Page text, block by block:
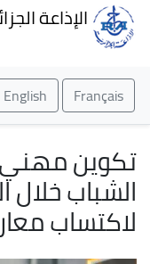
الإذاعة
Français
English
تكوين مهني:
الشباب خلال
لاكتساب